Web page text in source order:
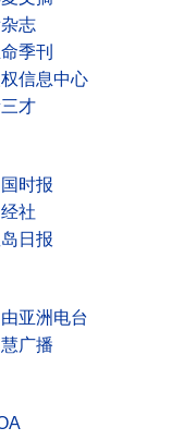
志
季刊
信息中心
才
时报
社
日报
亚洲电台
广播